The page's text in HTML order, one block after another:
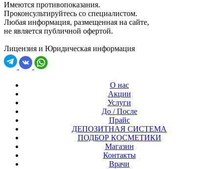
Имеются противопоказания.
Проконсультируйтесь со специалистом.
Любая информация, размещенная на сайте,
не является публичной офертой.
Лицензия и Юридическая информация
О нас
Акции
Услуги
До / После
Прайс
ДЕПОЗИТНАЯ СИСТЕМА
ПОДБОР КОСМЕТИКИ
Магазин
Контакты
Врачи